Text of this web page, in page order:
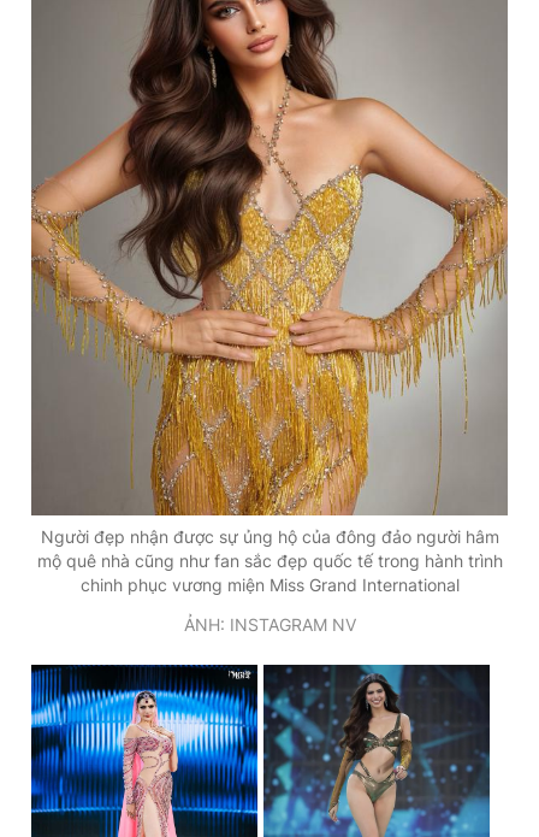
Người đẹp nhận được sự ủng hộ của đông đảo người hâm
mộ quê nhà cũng như fan sắc đẹp quốc tế trong hành trình
chinh phục vương miện Miss Grand International
ẢNH: INSTAGRAM NV